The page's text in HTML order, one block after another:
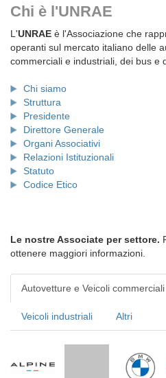
Chi è l'UNRAE
L'UNRAE è l'Associazione che
operanti sul mercato italiano delle
commerciali e industriali, dei bus e
Chi siamo
Struttura
Presidente
Direttore Generale
Organi Associativi
Relazioni Istituzionali
Statuto
Codice Etico
Le nostre Associate per settore.
ottenere maggiori informazioni.
Autovetture e Veicoli commerciali
Veicoli industriali Altri